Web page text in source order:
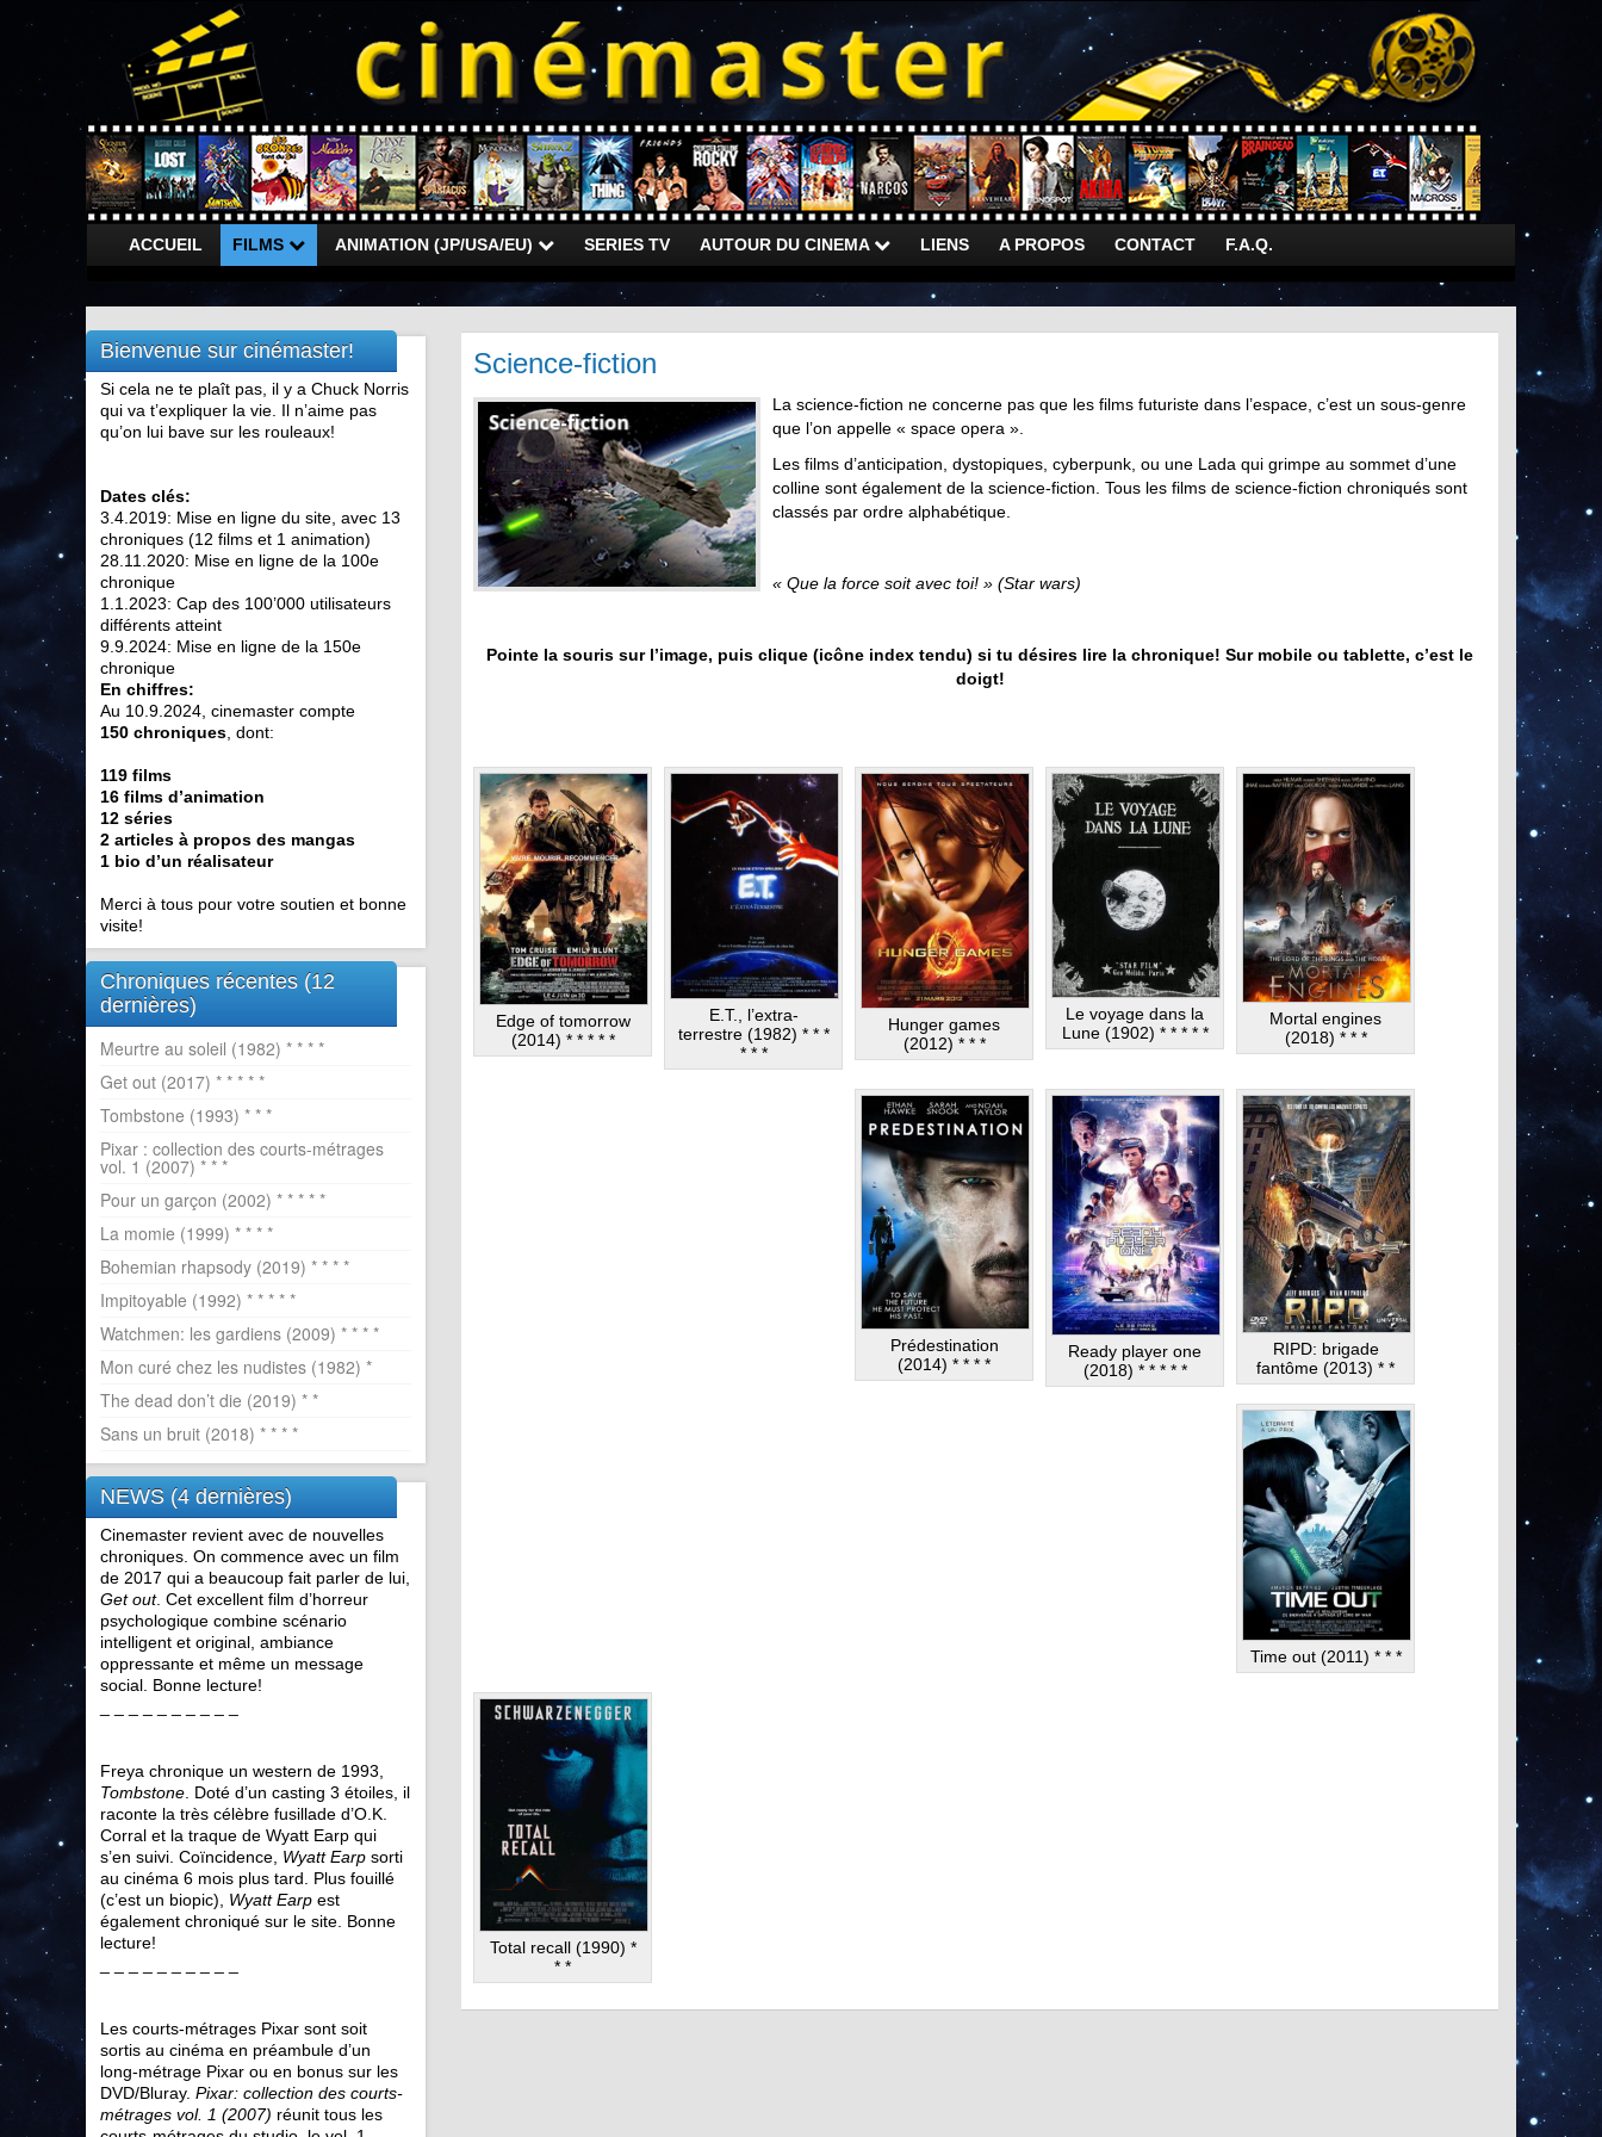
ACCUEIL FILMS ANIMATION (JP/USA/EU) SERIES TV AUTOUR DU CINEMA LIENS A PROPOS CONTACT F.A.Q.
Science-fiction
La science-fiction ne concerne pas que les films futuriste dans l’espace, c’est un sous-genre
que l’on appelle « space opera ».
Les films d’anticipation, dystopiques, cyberpunk, ou une Lada qui grimpe au sommet d’une
colline sont également de la science-fiction. Tous les films de science-fiction chroniqués sont
classés par ordre alphabétique.
« Que la force soit avec toi! » (Star wars)
Pointe la souris sur l’image, puis clique (icône index tendu) si tu désires lire la chronique! Sur mobile ou tablette, c’est le
doigt!
Edge of tomorrow
(2014) * * * * *
E.T., l’extra-
terrestre (1982) * * *
* * *
Hunger games
(2012) * * *
Le voyage dans la
Lune (1902) * * * * *
Mortal engines
(2018) * * *
Prédestination
(2014) * * * *
Ready player one
(2018) * * * * *
RIPD: brigade
fantôme (2013) * *
Time out (2011) * * *
Total recall (1990) *
* *
Bienvenue sur cinémaster!
Si cela ne te plaît pas, il y a Chuck Norris
qui va t’expliquer la vie. Il n’aime pas
qu’on lui bave sur les rouleaux!
Dates clés:
3.4.2019: Mise en ligne du site, avec 13
chroniques (12 films et 1 animation)
28.11.2020: Mise en ligne de la 100e
chronique
1.1.2023: Cap des 100’000 utilisateurs
différents atteint
9.9.2024: Mise en ligne de la 150e
chronique
En chiffres:
Au 10.9.2024, cinemaster compte
150 chroniques , dont:
119 films
16 films d’animation
12 séries
2 articles à propos des mangas
1 bio d’un réalisateur
Merci à tous pour votre soutien et bonne
visite!
Chroniques récentes (12
dernières)
Meurtre au soleil (1982) * * * *
Get out (2017) * * * * *
Tombstone (1993) * * *
Pixar : collection des courts-métrages
vol. 1 (2007) * * *
Pour un garçon (2002) * * * * *
La momie (1999) * * * *
Bohemian rhapsody (2019) * * * *
Impitoyable (1992) * * * * *
Watchmen: les gardiens (2009) * * * *
Mon curé chez les nudistes (1982) *
The dead don’t die (2019) * *
Sans un bruit (2018) * * * *
NEWS (4 dernières)
Cinemaster revient avec de nouvelles
chroniques. On commence avec un film
de 2017 qui a beaucoup fait parler de lui,
Get out. Cet excellent film d’horreur
psychologique combine scénario
intelligent et original, ambiance
oppressante et même un message
social. Bonne lecture!
Freya chronique un western de 1993,
Tombstone . Doté d’un casting 3 étoiles, il
raconte la très célèbre fusillade d’O.K.
Corral et la traque de Wyatt Earp qui
s’en suivi. Coïncidence, Wyatt Earp sorti
au cinéma 6 mois plus tard. Plus fouillé
(c’est un biopic), Wyatt Earp est
également chroniqué sur le site. Bonne
lecture!
Les courts-métrages Pixar sont soit
sortis au cinéma en préambule d’un
long-métrage Pixar ou en bonus sur les
DVD/Bluray. Pixar: collection des courts-
métrages vol. 1 (2007) réunit tous les